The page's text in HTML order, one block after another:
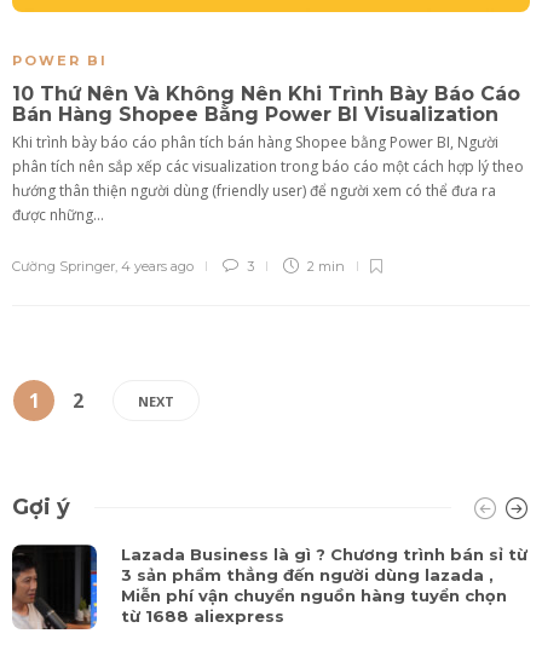
POWER BI
10 Thứ Nên Và Không Nên Khi Trình Bày Báo Cáo
Bán Hàng Shopee Bằng Power BI Visualization
Khi trình bày báo cáo phân tích bán hàng Shopee bằng Power BI, Người
phân tích nên sắp xếp các visualization trong báo cáo một cách hợp lý theo
hướng thân thiện người dùng (friendly user) để người xem có thể đưa ra
được những...
Cường Springer, 4 years ago 3 2 min
1 2 NEXT
Gợi ý
Lazada Business là gì ? Chương trình bán sỉ từ
3 sản phẩm thẳng đến người dùng lazada ,
Miễn phí vận chuyển nguồn hàng tuyển chọn
từ 1688 aliexpress